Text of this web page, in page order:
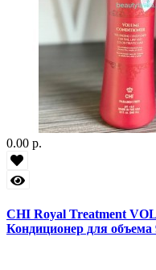
0.00 р.
CHI Royal Treatment
Кондиционер для объема